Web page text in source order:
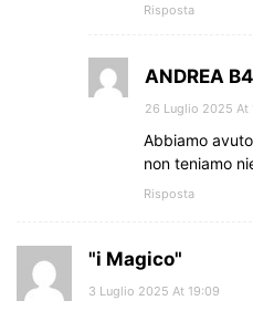
Risposta
ANDREA
26 Luglio 2025 At
Abbiamo
non teniamo
Risposta
"i Magico"
3 Luglio 2025 At 19:09